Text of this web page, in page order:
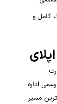
کامل و
اداره
مسیر